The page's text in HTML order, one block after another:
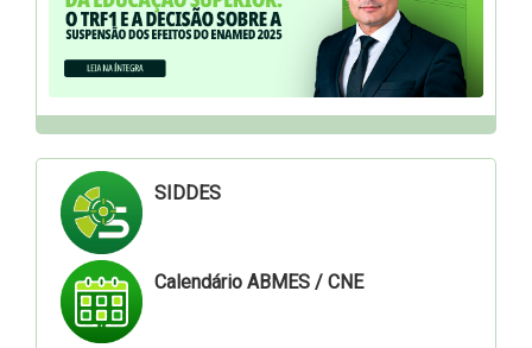
SIDDES
Calendário ABMES / CNE